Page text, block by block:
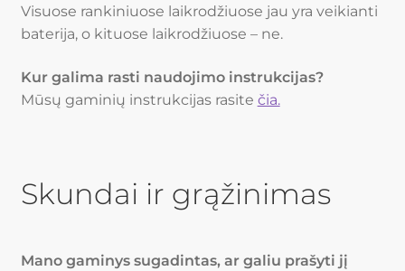
Visuose rankiniuose laikrodžiuose jau yra veikianti
baterija, o kituose laikrodžiuose – ne.
Kur galima rasti naudojimo instrukcijas?
Mūsų gaminių instrukcijas rasite čia.
Skundai ir grąžinimas
Mano gaminys sugadintas, ar galiu prašyti jį